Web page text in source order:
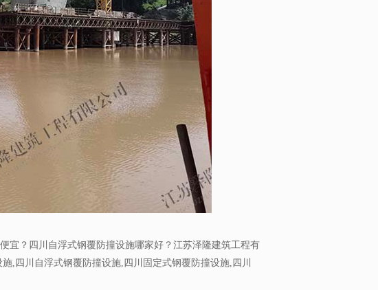
宜？四川自浮式钢覆防撞设施哪家好？江苏泽隆建筑工程有
,四川自浮式钢覆防撞设施,四川固定式钢覆防撞设施,四川